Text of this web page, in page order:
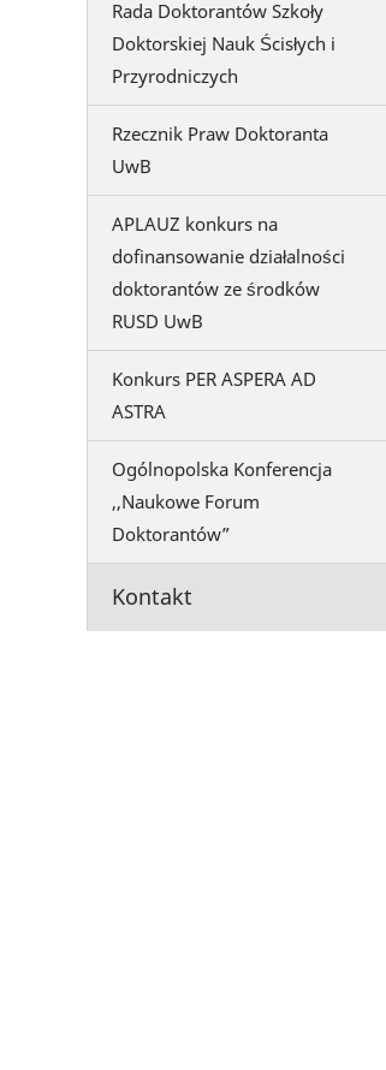
Rada Doktorantów Szkoły
Doktorskiej Nauk Ścisłych i
Przyrodniczych
Rzecznik Praw Doktoranta
UwB
APLAUZ konkurs na
dofinansowanie działalności
doktorantów ze środków
RUSD UwB
Konkurs PER ASPERA AD
ASTRA
Ogólnopolska Konferencja
,,Naukowe Forum
Doktorantów”
Kontakt